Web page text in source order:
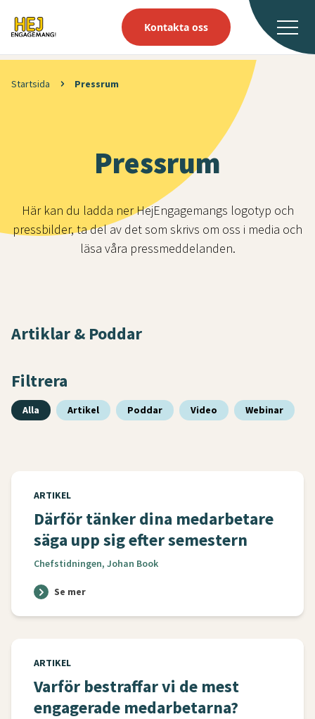
Kontakta oss
Startsida Pressrum
Pressrum
Här kan du ladda ner HejEngagemangs logotyp och
pressbilder, ta del av det som skrivs om oss i media och
läsa våra pressmeddelanden.
Artiklar & Poddar
Filtrera
Alla Artikel Poddar Video Webinar
ARTIKEL
Därför tänker dina medarbetare
säga upp sig efter semestern
Chefstidningen, Johan Book
Se mer
ARTIKEL
Varför bestraffar vi de mest
engagerade medarbetarna?